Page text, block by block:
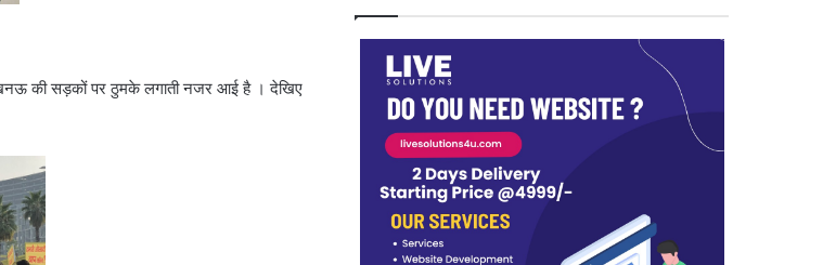
की सड़कों पर ठुमके लगाती नजर आई है । देखिए